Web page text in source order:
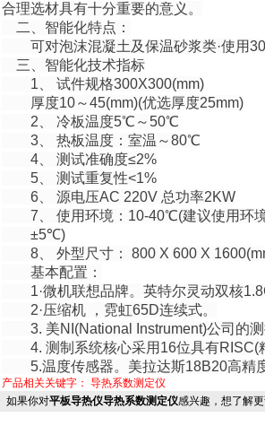
合理选材具有十分重要的意义。
二、智能化特点：
可对泡沫混凝土及保温砂浆类·使用
三、智能化技术指标
1、 试件规格300X300(mm)
厚度10～45(mm)(优选厚度25mm)
2、 冷板温度5℃～50℃
3、 热板温度：室温～80℃
4、 测试准确度≤2%
5、 测试重复性<1%
6、 源电压AC 220V 总功率2KW
7、 使用环境：10-40℃(建议使用环境
±5℃)
8、 外型尺寸： 800 X 600 X
基本配置：
1·微机联想品牌。英特尔灵动双核
2·压缩机 ，霓虹65D连续式。
3. 美NI(National Instrument)公司的测
4. 测制系统核心采用16位具有RISC(
5.温度传感器。美拉达斯18B20高精度
产品相关关键字： 导热系数测定仪
如果你对平板导热仪导热系数测定仪感兴趣，想了解